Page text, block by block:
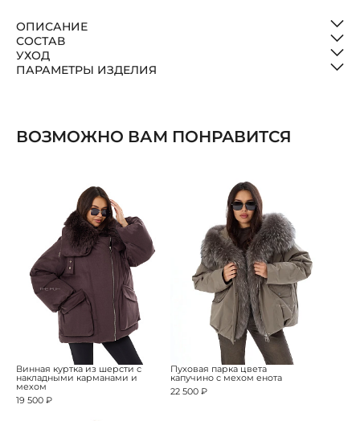
ОПИСАНИЕ
СОСТАВ
УХОД
ПАРАМЕТРЫ ИЗДЕЛИЯ
ВОЗМОЖНО ВАМ ПОНРАВИТСЯ
Винная куртка из шерсти с
накладными карманами и
мехом
19 500 ₽
Пуховая парка цвета
капучино с мехом енота
22 500 ₽